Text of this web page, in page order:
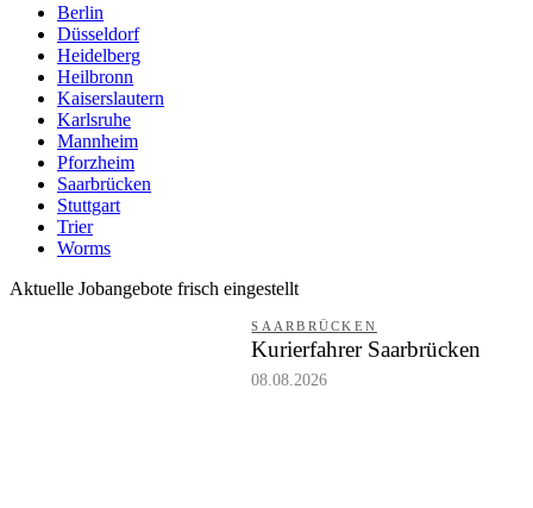
Berlin
Düsseldorf
Heidelberg
Heilbronn
Kaiserslautern
Karlsruhe
Mannheim
Pforzheim
Saarbrücken
Stuttgart
Trier
Worms
Aktuelle Jobangebote frisch eingestellt
SAARBRÜCKEN
Kurierfahrer Saarbrücken
08.08.2026